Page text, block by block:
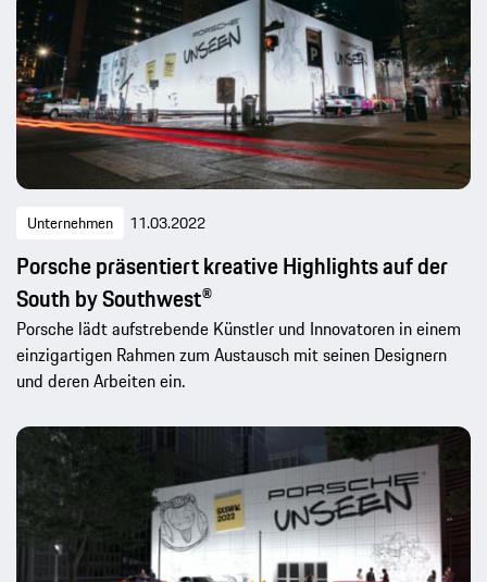
Unternehmen 11.03.2022
Porsche präsentiert kreative Highlights auf der
South by Southwest®
Porsche lädt aufstrebende Künstler und Innovatoren in einem
einzigartigen Rahmen zum Austausch mit seinen Designern
und deren Arbeiten ein.